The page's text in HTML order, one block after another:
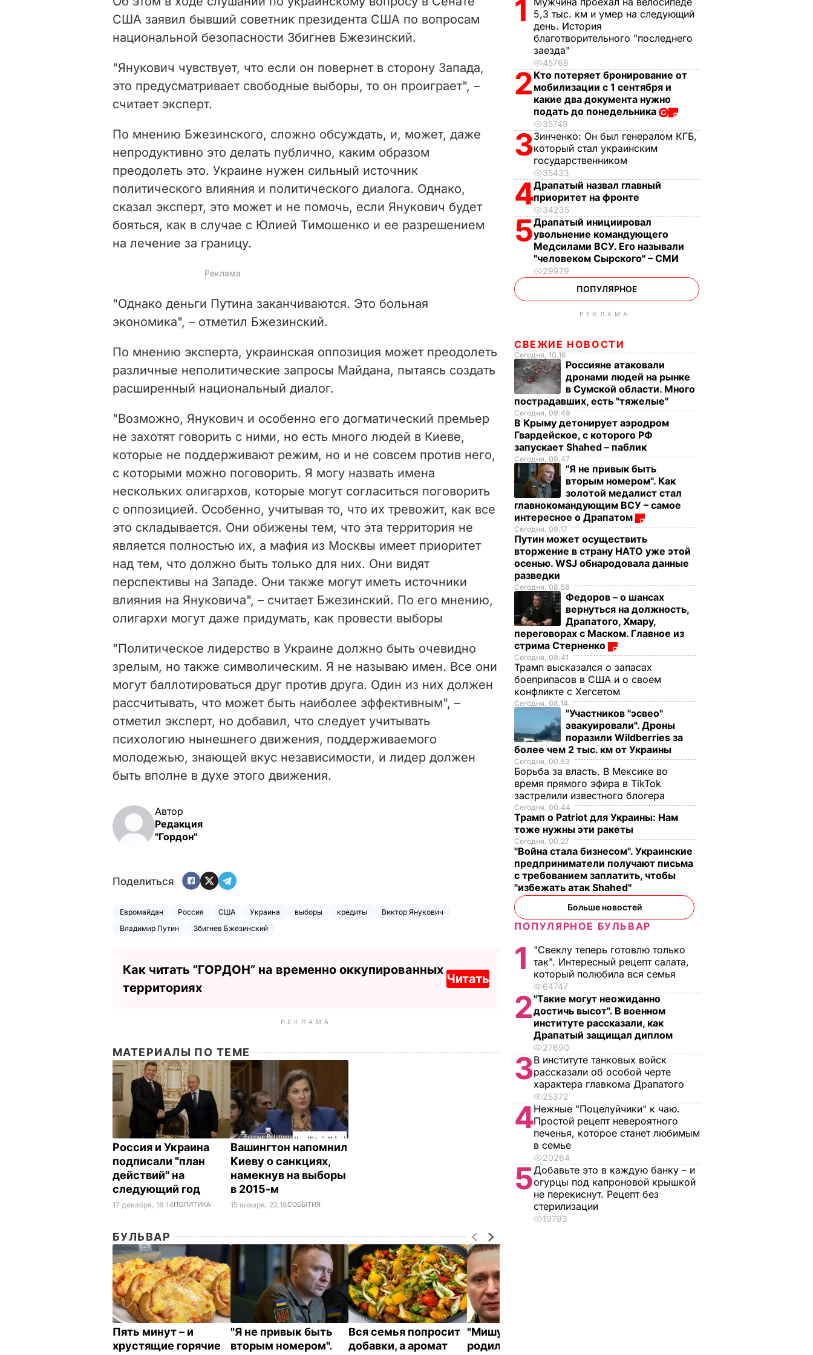
i
d
e
o
США заявил бывший советник президента США по вопросам
национальной безопасности Збигнев Бжезинский.
"Янукович чувствует, что если он повернет в сторону Запада,
это предусматривает свободные выборы, то он проиграет", –
считает эксперт.
По мнению Бжезинского, сложно обсуждать, и, может, даже
непродуктивно это делать публично, каким образом
преодолеть это. Украине нужен сильный источник
политического влияния и политического диалога. Однако,
сказал эксперт, это может и не помочь, если Янукович будет
бояться, как в случае с Юлией Тимошенко и ее разрешением
на лечение за границу.
"Однако деньги Путина заканчиваются. Это больная
экономика", – отметил Бжезинский.
По мнению эксперта, украинская оппозиция может преодолеть
различные неполитические запросы Майдана, пытаясь создать
расширенный национальный диалог.
"Возможно, Янукович и особенно его догматический премьер
не захотят говорить с ними, но есть много людей в Киеве,
которые не поддерживают режим, но и не совсем против него,
с которыми можно поговорить. Я могу назвать имена
нескольких олигархов, которые могут согласиться поговорить
с оппозицией. Особенно, учитывая то, что их тревожит, как все
это складывается. Они обижены тем, что эта территория не
является полностью их, а мафия из Москвы имеет приоритет
над тем, что должно быть только для них. Они видят
перспективы на Западе. Они также могут иметь источники
влияния на Януковича", – считает Бжезинский. По его мнению,
олигархи могут даже придумать, как провести выборы
"Политическое лидерство в Украине должно быть очевидно
зрелым, но также символическим. Я не называю имен. Все они
могут баллотироваться друг против друга. Один из них должен
рассчитывать, что может быть наиболее эффективным", –
отметил эксперт, но добавил, что следует учитывать
психологию нынешнего движения, поддерживаемого
молодежью, знающей вкус независимости, и лидер должен
быть вполне в духе этого движения.
Автор
Редакция
"Гордон"
Поделиться
Евромайдан Россия США Украина выборы кредиты
Виктор Янукович
Владимир Путин
Збигнев Бжезинский
Как читать ”ГОРДОН” на временно оккупированных
территориях
Читать
РЕКЛАМА
МАТЕРИАЛЫ ПО ТЕМЕ
Россия и Украина
подписали "план
действий" на
следующий год
17 декабря, 18.14ПОЛИТИКА
Вашингтон напомнил
Киеву о санкциях,
намекнув на выборы
в 2015-м
15 января, 22.18СОБЫТИЯ
БУЛЬВАР
Пять минут – и
хрустящие горячие
"Я не привык быть
вторым номером".
Вся семья попросит
добавки, а аромат
"Мишуня, дочка
родилась!"
1
5,3 тыс. км и умер на следующий
день. История
благотворительного "последнего
заезда"
45768
2 Кто потеряет бронирование от
мобилизации с 1 сентября и
какие два документа нужно
подать до понедельника
35749
3Зинченко: Он был генералом КГБ,
который стал украинским
государственником
35433
4Драпатый назвал главный
приоритет на фронте
34235
5Драпатый инициировал
увольнение командующего
Медсилами ВСУ. Его называли
"человеком Сырского" – СМИ
29979
ПОПУЛЯРНОЕ
РЕКЛАМА
СВЕЖИЕ НОВОСТИ
Сегодня, 10.16
Россияне атаковали
дронами людей на рынке
в Сумской области. Много
пострадавших, есть "тяжелые"
Сегодня, 09.49
В Крыму детонирует аэродром
Гвардейское, с которого РФ
запускает Shahed – паблик
Сегодня, 09.47
"Я не привык быть
вторым номером". Как
золотой медалист стал
главнокомандующим ВСУ – самое
интересное о Драпатом
Сегодня, 09.17
Путин может осуществить
вторжение в страну НАТО уже этой
осенью. WSJ обнародовала данные
разведки
Сегодня, 08.58
Федоров – о шансах
вернуться на должность,
Драпатого, Хмару,
переговорах с Маском. Главное из
стрима Стерненко
Сегодня, 08.41
Трамп высказался о запасах
боеприпасов в США и о своем
конфликте с Хегсетом
Сегодня, 08.14
"Участников "эсвео"
эвакуировали". Дроны
поразили Wildberries за
более чем 2 тыс. км от Украины
Сегодня, 00.53
Борьба за власть. В Мексике во
время прямого эфира в TikTok
застрелили известного блогера
Сегодня, 00.44
Трамп о Patriot для Украины: Нам
тоже нужны эти ракеты
Сегодня, 00.27
"Война стала бизнесом". Украинские
предприниматели получают письма
с требованием заплатить, чтобы
"избежать атак Shahed"
Больше новостей
ПОПУЛЯРНОЕ БУЛЬВАР
1
"Свеклу теперь готовлю только
так". Интересный рецепт салата,
который полюбила вся семья
64747
2"Такие могут неожиданно
достичь высот". В военном
институте рассказали, как
Драпатый защищал диплом
27690
3В институте танковых войск
рассказали об особой черте
характера главкома Драпатого
25372
4Нежные "Поцелуйчики" к чаю.
Простой рецепт невероятного
печенья, которое станет любимым
в семье
20264
5Добавьте это в каждую банку – и
огурцы под капроновой крышкой
не перекиснут. Рецепт без
стерилизации
19793